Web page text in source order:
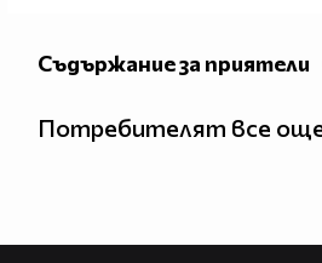
Съдържание за приятели
Потребителят все